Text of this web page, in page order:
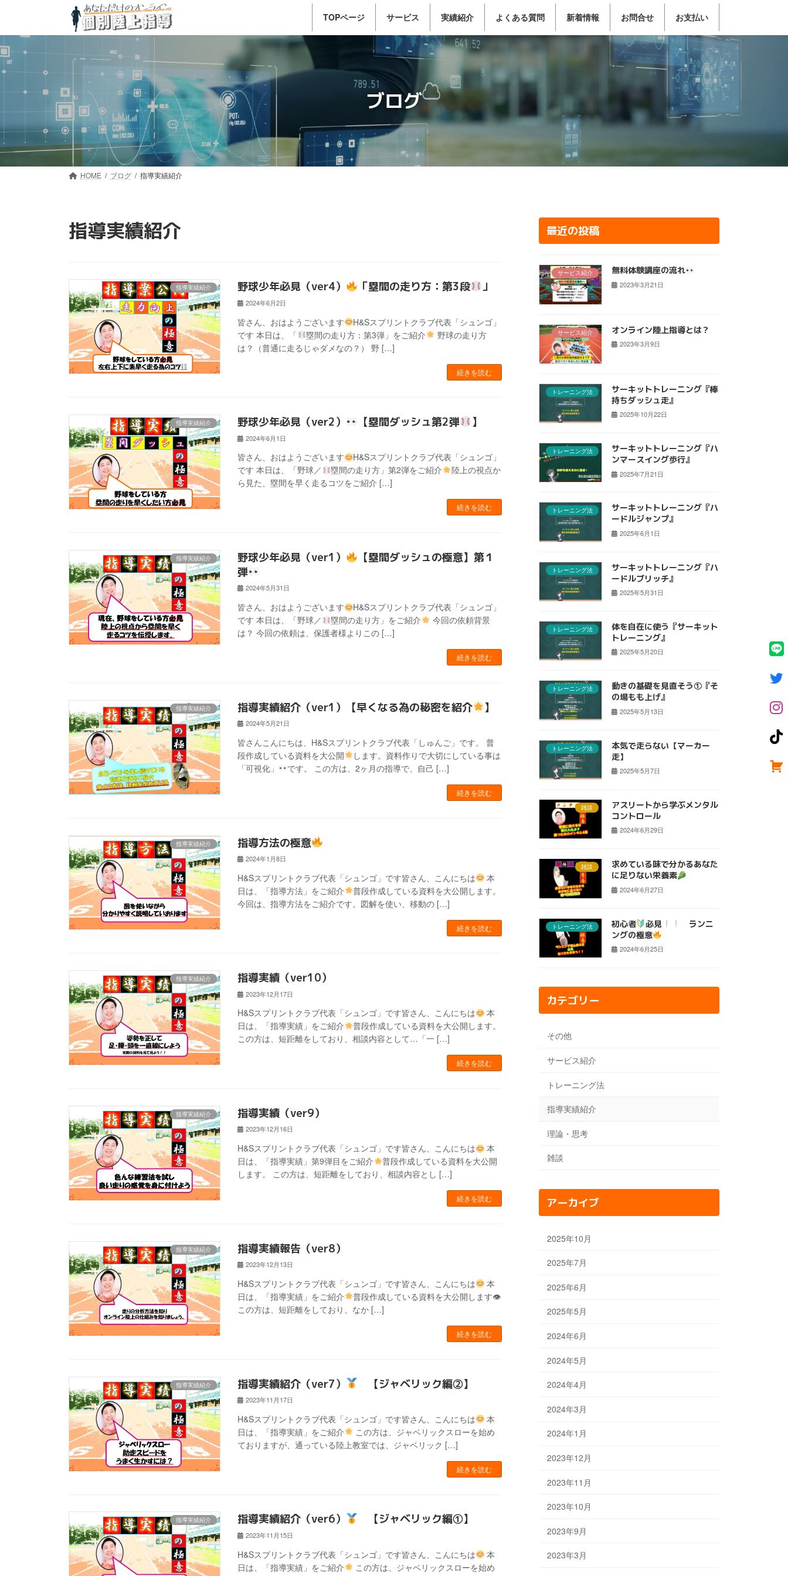
テ
ン
ツ
へ
プ
ゲ
ー
シ
ョ
動
TOPページ サービス 実績紹介 よくある質問 新着情報 お問合せ お支払い
ブログ
HOME ブログ 指導実績紹介
指導実績紹介
指導実績紹介 野球少年必見（ver4） 「塁間の走り方：第3段 」
2024年6月2日
皆さん、おはようございます
H&Sスプリントクラブ代表「シュンゴ」
です 本日は、「
塁間の走り方：第3弾」をご紹介
野球の走り方
は？（普通に走るじゃダメなの？） 野 […]
続きを読む
指導実績紹介 野球少年必見（ver2） 【塁間ダッシュ第2弾 】
2024年6月1日
皆さん、おはようございます
H&Sスプリントクラブ代表「シュンゴ」
です 本日は、「野球／
塁間の走り方」第2弾をご紹介
陸上の視点か
ら見た、塁間を早く走るコツをご紹介 […]
続きを読む
指導実績紹介 野球少年必見（ver1）
【塁間ダッシュの極意】第１
弾
2024年5月31日
皆さん、おはようございます
H&Sスプリントクラブ代表「シュンゴ」
です 本日は、「野球／
塁間の走り方」をご紹介
今回の依頼背景
は？ 今回の依頼は、保護者様よりこの […]
続きを読む
指導実績紹介 指導実績紹介（ver1）【早くなる為の秘密を紹介 】
2024年5月21日
皆さんこんにちは、H&Sスプリントクラブ代表「しゅんご」です。 普
段作成している資料を大公開
します。資料作りで大切にしている事は
「可視化」
です。 この方は、2ヶ月の指導で、自己 […]
続きを読む
指導実績紹介 指導方法の極意
2024年1月8日
H&Sスプリントクラブ代表「シュンゴ」です皆さん、こんにちは
本
日は、「指導方法」をご紹介
普段作成している資料を大公開します。
今回は、指導方法をご紹介です。図解を使い、移動の […]
続きを読む
指導実績紹介 指導実績（ver10）
2023年12月17日
H&Sスプリントクラブ代表「シュンゴ」です皆さん、こんにちは
本
日は、「指導実績」をご紹介
普段作成している資料を大公開します。
この方は、短距離をしており、相談内容として…「一 […]
続きを読む
指導実績紹介 指導実績（ver9）
2023年12月16日
H&Sスプリントクラブ代表「シュンゴ」です皆さん、こんにちは
本
日は、「指導実績」第9弾目をご紹介
普段作成している資料を大公開
します。 この方は、短距離をしており、相談内容とし […]
続きを読む
指導実績紹介 指導実績報告（ver8）
2023年12月13日
H&Sスプリントクラブ代表「シュンゴ」です皆さん、こんにちは
本
日は、「指導実績」をご紹介
普段作成している資料を大公開します👁
この方は、短距離をしており、なか […]
続きを読む
指導実績紹介 指導実績紹介（ver7） 【ジャベリック編②】
2023年11月17日
H&Sスプリントクラブ代表「シュンゴ」です皆さん、こんにちは
本
日は、「指導実績」をご紹介
この方は、ジャベリックスローを始め
ておりますが、通っている陸上教室では、ジャベリック […]
続きを読む
指導実績紹介 指導実績紹介（ver6） 【ジャベリック編①】
2023年11月15日
H&Sスプリントクラブ代表「シュンゴ」です皆さん、こんにちは
本
日は、「指導実績」をご紹介
この方は、ジャベリックスローを始め
最近の投稿
サービス紹介 無料体験講座の流れ
2023年3月21日
サービス紹介 オンライン陸上指導とは？
2023年3月9日
トレーニング法
サーキットトレーニング『棒
持ちダッシュ走』
2025年10月22日
トレーニング法
サーキットトレーニング『ハ
ンマースイング歩行』
2025年7月21日
トレーニング法
サーキットトレーニング『ハ
ードルジャンプ』
2025年6月1日
トレーニング法
サーキットトレーニング『ハ
ードルブリッチ』
2025年5月31日
トレーニング法
体を自在に使う『サーキット
トレーニング』
2025年5月20日
トレーニング法
動きの基礎を見直そう①『そ
の場もも上げ』
2025年5月13日
トレーニング法
本気で走らない【マーカー
走】
2025年5月7日
雑談
アスリートから学ぶメンタル
コントロール
2024年6月29日
雑談
求めている味で分かるあなた
に足りない栄養素
2024年6月27日
トレーニング法 初心者 必見
ランニ
ングの極意
2024年6月25日
カテゴリー
その他
サービス紹介
トレーニング法
指導実績紹介
理論・思考
雑談
アーカイブ
2025年10月
2025年7月
2025年6月
2025年5月
2024年6月
2024年5月
2024年4月
2024年3月
2024年1月
2023年12月
2023年11月
2023年10月
2023年9月
2023年3月